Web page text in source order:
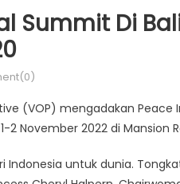
Summit Di
(VOP) mengadakan
November 2022 di Mansion
Indonesia untuk dunia.